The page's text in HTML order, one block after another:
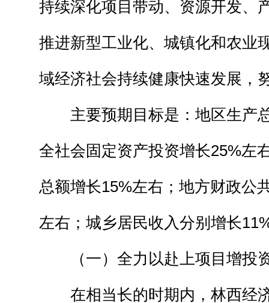
持续深化项目带动、资源开发、
推进新型工业化、城镇化和农业
域经济社会持续健康快速发展，
主要预期目标是：地区生产
全社会固定资产投资增长25%左
总额增长15%左右；地方财政公
左右；城乡居民收入分别增长
（一）全力以赴上项目增投
在相当长的时期内，林西经